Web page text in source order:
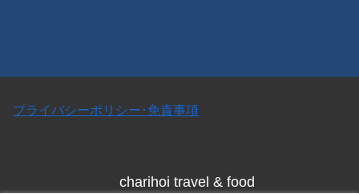
プライバシーポリシー･免責事項
charihoi travel & food